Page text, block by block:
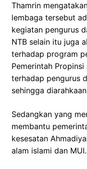
Thamrin
lembaga tersebut
kegiatan pengurus
NTB selain itu juga
terhadap program
Pemerintah
terhadap pengurus
sehingga
Sedangkan yang
membantu
kesesatan
alam islami dan MUI.